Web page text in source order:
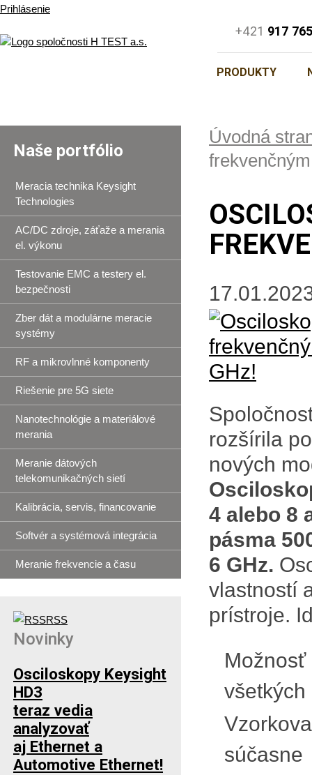
+421 917
PRODUKTY
Prihlásenie
Úvodná
rozšírila
nových
4 alebo 8
pásma
6 GHz.
vlastností
prístroje.
Možnosť
súčasne
Naše portfólio
Meracia technika Keysight
Technologies
AC/DC zdroje, záťaže a merania
el. výkonu
Testovanie EMC a testery el.
bezpečnosti
Zber dát a modulárne meracie
systémy
RF a mikrovlnné komponenty
Riešenie pre 5G siete
Nanotechnológie a materiálové
merania
Meranie dátových
telekomunikačných sietí
Kalibrácia, servis, financovanie
Softvér a systémová integrácia
Meranie frekvencie a času
RSS
Novinky
Osciloskopy Keysight
HD3
teraz vedia
analyzovať
aj Ethernet a
Automotive Ethernet!